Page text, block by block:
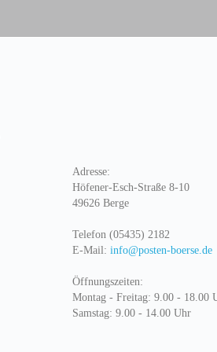
Adresse:
Höfener-Esch-Straße 8-10
49626 Berge
Telefon (05435) 2182
E-Mail: info@posten-boerse.de
Öffnungszeiten:
Montag - Freitag: 9.00 - 18.00
Samstag: 9.00 - 14.00 Uhr